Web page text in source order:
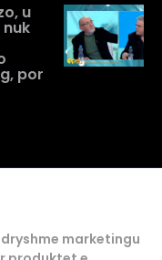
u
por
marketingu